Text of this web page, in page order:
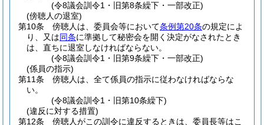
(令8議会訓令1・旧第8条繰下・一部改正)
(傍聴人の退室)
第10条
傍聴人は、委員会等において条例第20条の規定によ
り、又は同条に準拠して秘密会を開く決定がなされたとき
は、直ちに退室しなければならない。
(令8議会訓令1・旧第9条繰下・一部改正)
(係員の指示)
第11条
傍聴人は、全て係員の指示に従わなければならな
い。
(令8議会訓令1・旧第10条繰下)
(違反に対する措置)
第12条
傍聴人がこの訓令に違反するときは、委員長等はこ